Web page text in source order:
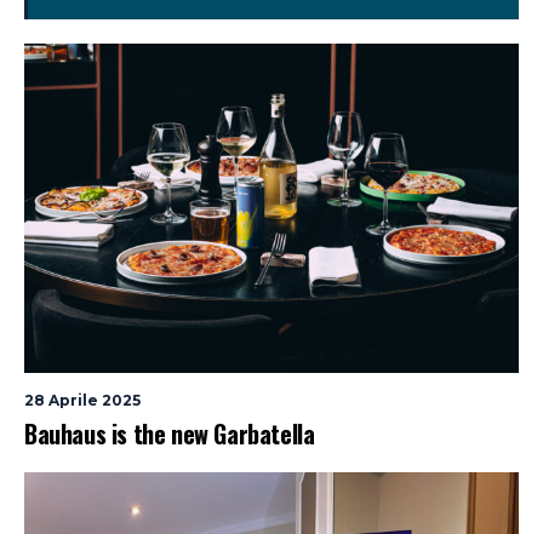
28 Aprile 2025
Bauhaus is the new Garbatella